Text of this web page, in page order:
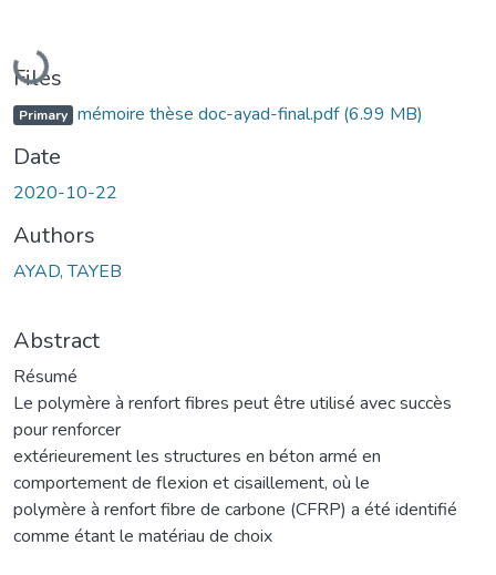
Loading...
Files
Primary mémoire thèse doc-ayad-final.pdf(6.99 MB)
Date
2020-10-22
Authors
AYAD, TAYEB
Abstract
Résumé
Le polymère à renfort fibres peut être utilisé avec succès
pour renforcer
extérieurement les structures en béton armé en
comportement de flexion et cisaillement, où le
polymère à renfort fibre de carbone (CFRP) a été identifié
comme étant le matériau de choix